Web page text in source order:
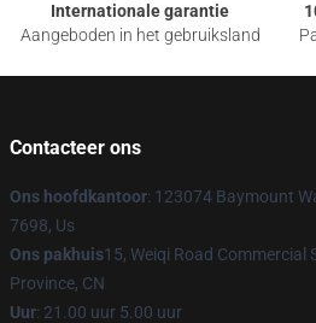
Internationale garantie
Aangeboden in het gebruiksland
Contacteer ons
Ons hoofdkantoor: 123074 Baymount
7698, Us
Ons pakhuis15, Weiqi Road Commercial
Province, CN
Uur: 21.00 uur 5.00 uur